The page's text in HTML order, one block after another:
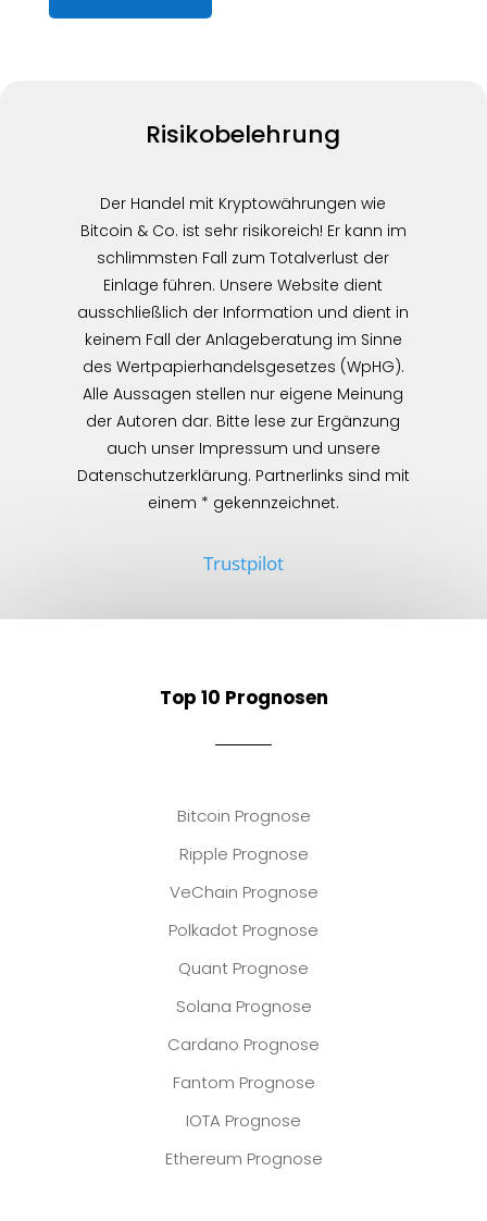
Risikobelehrung
Der Handel mit Kryptowährungen wie
Bitcoin & Co. ist sehr risikoreich! Er kann im
schlimmsten Fall zum Totalverlust der
Einlage führen. Unsere Website dient
ausschließlich der Information und dient in
keinem Fall der Anlageberatung im Sinne
des Wertpapierhandelsgesetzes (WpHG).
Alle Aussagen stellen nur eigene Meinung
der Autoren dar. Bitte lese zur Ergänzung
auch unser Impressum und unsere
Datenschutzerklärung. Partnerlinks sind mit
einem * gekennzeichnet.
Trustpilot
Top 10 Prognosen
Bitcoin Prognose
Ripple Prognose
VeChain Prognose
Polkadot Prognose
Quant Prognose
Solana Prognose
Cardano Prognose
Fantom Prognose
IOTA Prognose
Ethereum Prognose